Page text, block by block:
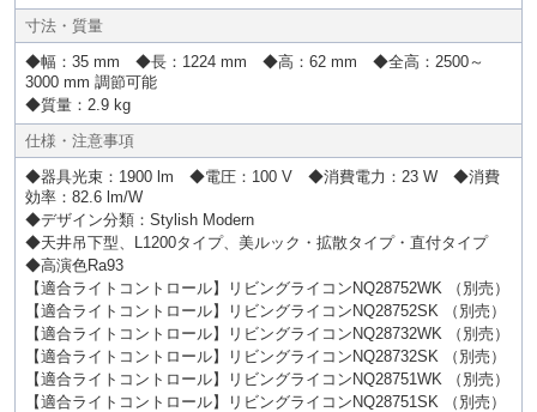
寸法・質量
◆幅：35 mm ◆長：1224 mm ◆高：62 mm ◆全高：2500～
3000 mm 調節可能
◆質量：2.9 kg
仕様・注意事項
◆器具光束：1900 lm ◆電圧：100 V ◆消費電力：23 W ◆消費
効率：82.6 lm/W
◆デザイン分類：Stylish Modern
◆天井吊下型、L1200タイプ、美ルック・拡散タイプ・直付タイプ
◆高演色Ra93
【適合ライトコントロール】リビングライコンNQ28752WK （別売）
【適合ライトコントロール】リビングライコンNQ28752SK （別売）
【適合ライトコントロール】リビングライコンNQ28732WK （別売）
【適合ライトコントロール】リビングライコンNQ28732SK （別売）
【適合ライトコントロール】リビングライコンNQ28751WK （別売）
【適合ライトコントロール】リビングライコンNQ28751SK （別売）